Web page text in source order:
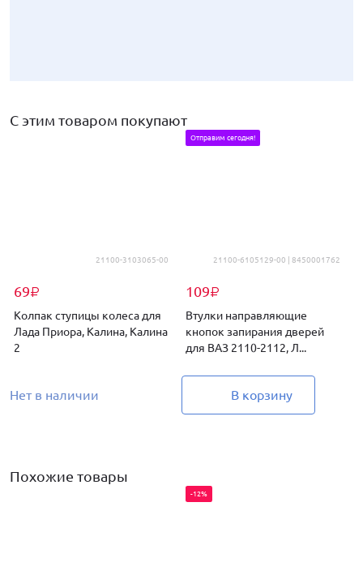
С этим товаром покупают
21100-3103065-00
69₽
Колпак ступицы колеса для
Лада Приора, Калина, Калина
2
Нет в наличии
21100-6105129-00 | 8450001762
109₽
Отправим сегодня!
Втулки направляющие
кнопок запирания дверей
для ВАЗ 2110-2112, Л...
В корзину
Похожие товары
-12%